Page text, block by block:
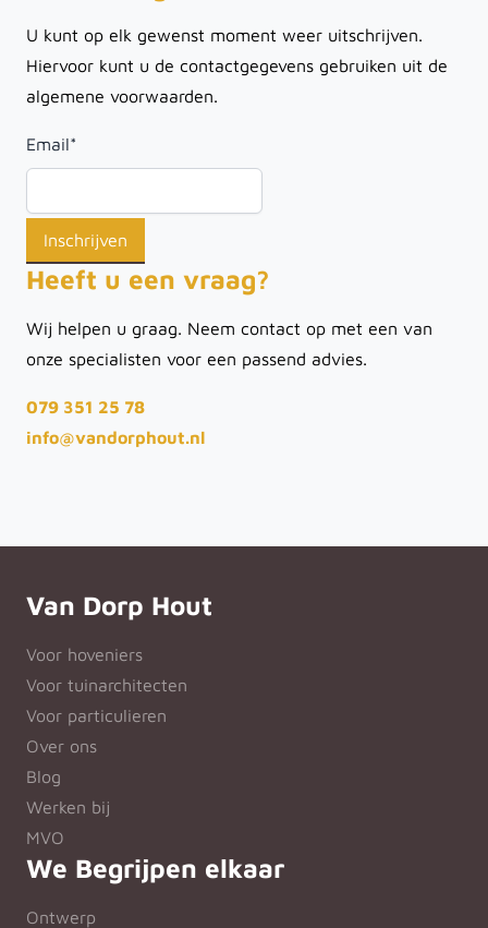
U kunt op elk gewenst moment weer uitschrijven.
Hiervoor kunt u de contactgegevens gebruiken uit de
algemene voorwaarden.
Email*
Heeft u een vraag?
Wij helpen u graag. Neem contact op met een van
onze specialisten voor een passend advies.
079 351 25 78
info@vandorphout.nl
Van Dorp Hout
Voor hoveniers
Voor tuinarchitecten
Voor particulieren
Over ons
Blog
Werken bij
MVO
We Begrijpen elkaar
Ontwerp